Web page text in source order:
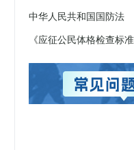
中华人民共和国国防法
《应征公民体格检查标